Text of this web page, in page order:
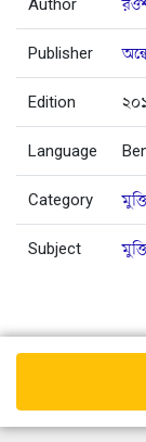
Author
Publisher
Edition
Language
Category
Subject